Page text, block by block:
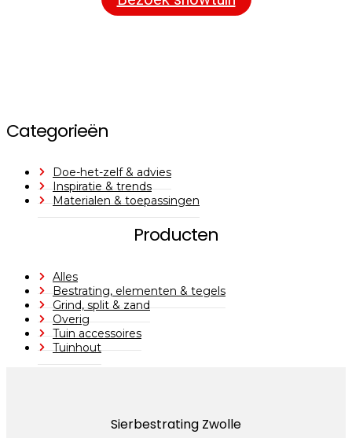
Categorieën
Doe-het-zelf & advies
Inspiratie & trends
Materialen & toepassingen
Producten
Alles
Bestrating, elementen & tegels
Grind, split & zand
Overig
Tuin accessoires
Tuinhout
Sierbestrating Zwolle